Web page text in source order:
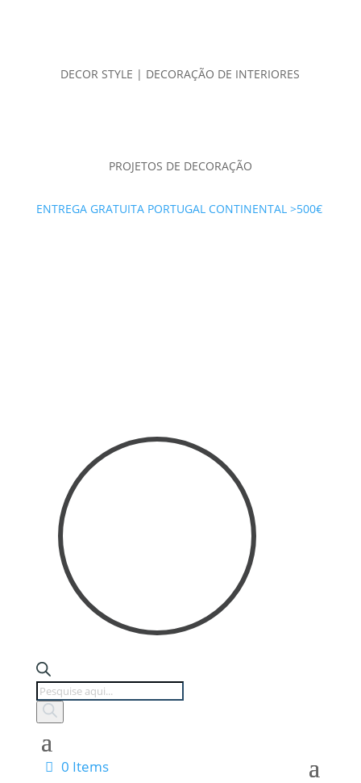
DECOR STYLE | DECORAÇÃO DE INTERIORES
PROJETOS DE DECORAÇÃO
ENTREGA GRATUITA PORTUGAL CONTINENTAL >500€
Products
search
0 Items